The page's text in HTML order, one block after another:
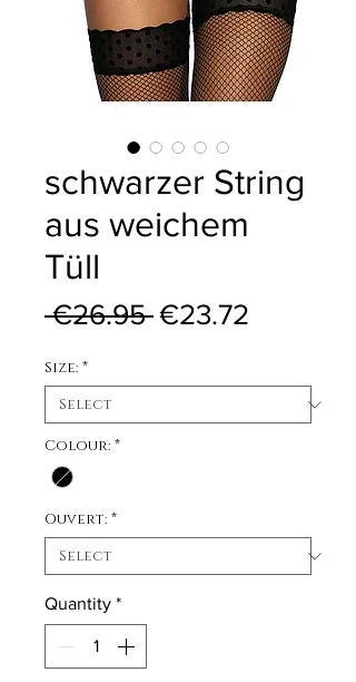
schwarzer String
aus weichem
Tüll
€26.95 Regular Price
€23.72
Size: *
Colour: *
Ouvert: *
Quantity *